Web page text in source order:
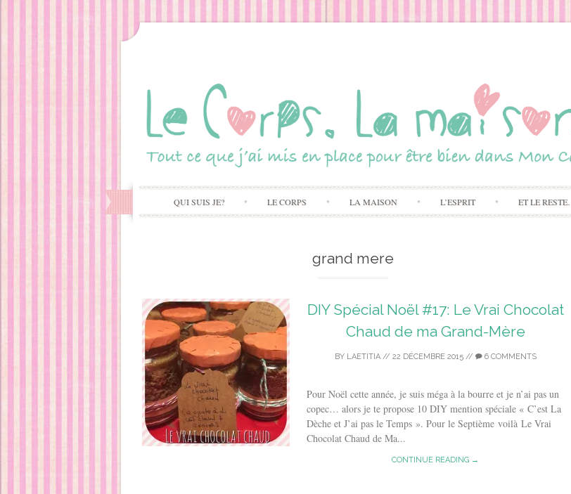
QUI SUIS JE? LE CORPS LA MAISON L’ESPRIT ET LE RESTE…
grand mere
DIY Spécial Noël #17: Le Vrai Chocolat
Chaud de ma Grand-Mère
BY LAETITIA// 22 DÉCEMBRE 2015// 6 COMMENTS
Pour Noël cette année, je suis méga à la bourre et je n’ai pas un
copec… alors je te propose 10 DIY mention spéciale « C’est La
Dèche et J’ai pas le Temps ». Pour le Septième voilà Le Vrai
Chocolat Chaud de Ma...
CONTINUE READING →